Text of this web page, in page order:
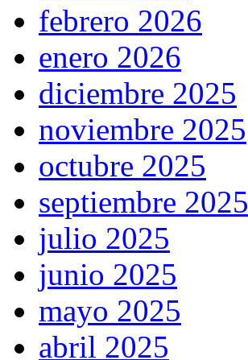
febrero 2026
enero 2026
diciembre 2025
noviembre 2025
octubre 2025
septiembre 2025
julio 2025
junio 2025
mayo 2025
abril 2025